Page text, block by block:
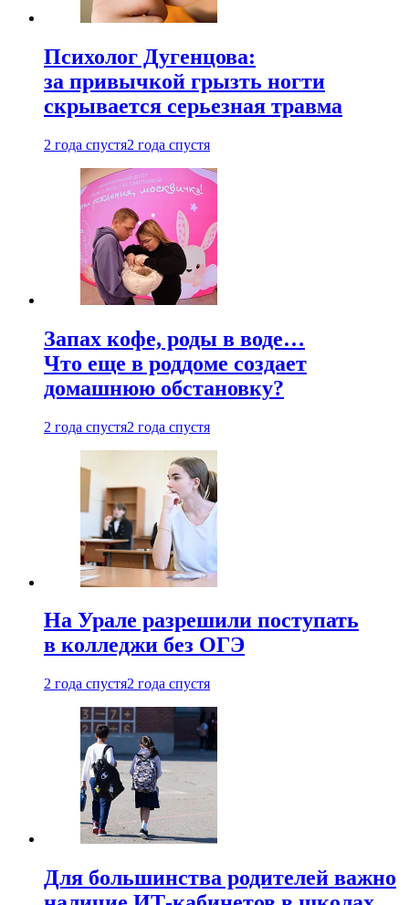
Психолог Дугенцова:
за привычкой грызть ногти
скрывается серьезная травма
2 года спустя2 года спустя
Запах кофе, роды в воде…
Что еще в роддоме создает
домашнюю обстановку?
2 года спустя2 года спустя
На Урале разрешили поступать
в колледжи без ОГЭ
2 года спустя2 года спустя
Для большинства родителей важно